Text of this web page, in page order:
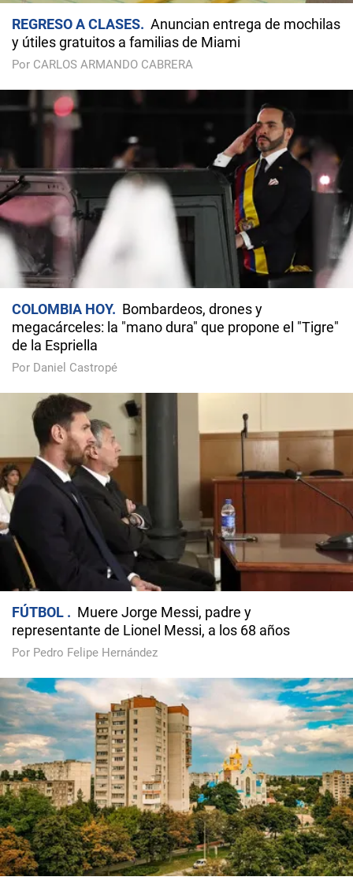
REGRESO A CLASES
Anuncian entrega de mochilas
y útiles gratuitos a familias de Miami
Por CARLOS ARMANDO CABRERA
COLOMBIA HOY
Bombardeos, drones y
megacárceles: la "mano dura" que propone el "Tigre"
de la Espriella
Por Daniel Castropé
FÚTBOL
Muere Jorge Messi, padre y
representante de Lionel Messi, a los 68 años
Por Pedro Felipe Hernández